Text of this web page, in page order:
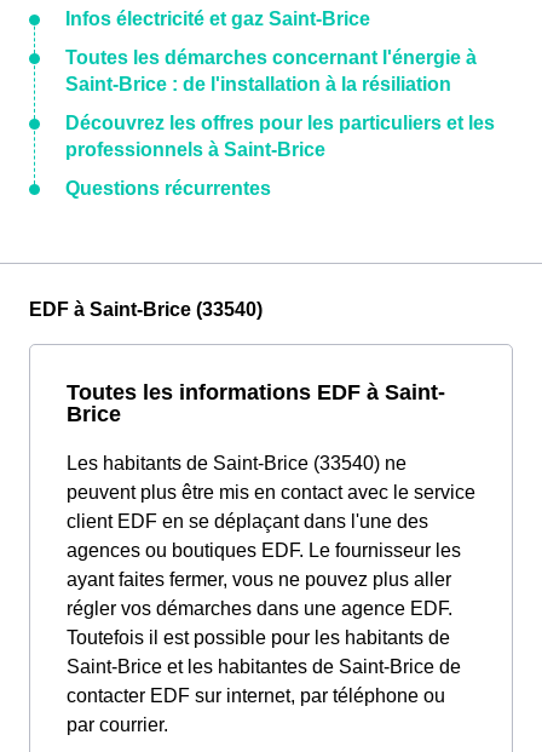
Infos électricité et gaz Saint-Brice
Toutes les démarches concernant l'énergie à
Saint-Brice : de l'installation à la résiliation
Découvrez les offres pour les particuliers et les
professionnels à Saint-Brice
Questions récurrentes
EDF à Saint-Brice (33540)
Toutes les informations EDF à Saint-
Brice
Les habitants de Saint-Brice (33540) ne
peuvent plus être mis en contact avec le service
client EDF en se déplaçant dans l'une des
agences ou boutiques EDF. Le fournisseur les
ayant faites fermer, vous ne pouvez plus aller
régler vos démarches dans une agence EDF.
Toutefois il est possible pour les habitants de
Saint-Brice et les habitantes de Saint-Brice de
contacter EDF sur internet, par téléphone ou
par courrier.